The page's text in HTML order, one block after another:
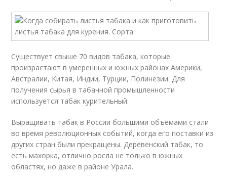
Существует свыше 70 видов табака, которые
произрастают в умеренных и южных районах Америки,
Австралии, Китая, Индии, Турции, Полинезии. Для
получения сырья в табачной промышленности
используется табак курительный.
Выращивать табак в России большими объёмами стали
во время революционных событий, когда его поставки из
других стран были прекращены. Деревенский табак, то
есть махорка, отлично росла не только в южных
областях, но даже в районе Урала.